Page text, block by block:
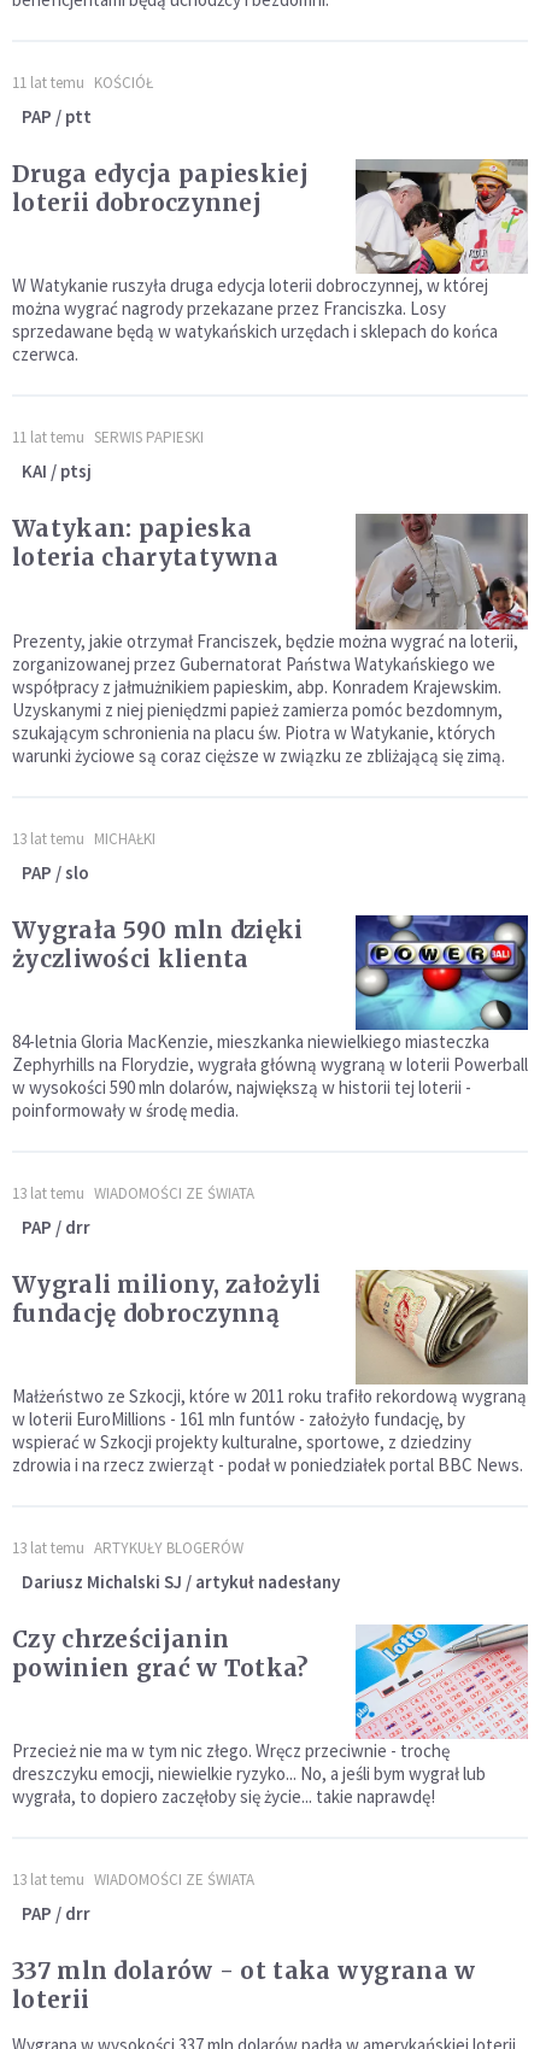
11 lat temu KOŚCIÓŁ
PAP / ptt
Druga edycja papieskiej
loterii dobroczynnej
W Watykanie ruszyła druga edycja loterii dobroczynnej, w której
można wygrać nagrody przekazane przez Franciszka. Losy
sprzedawane będą w watykańskich urzędach i sklepach do końca
czerwca.
11 lat temu SERWIS PAPIESKI
KAI / ptsj
Watykan: papieska
loteria charytatywna
Prezenty, jakie otrzymał Franciszek, będzie można wygrać na loterii,
zorganizowanej przez Gubernatorat Państwa Watykańskiego we
współpracy z jałmużnikiem papieskim, abp. Konradem Krajewskim.
Uzyskanymi z niej pieniędzmi papież zamierza pomóc bezdomnym,
szukającym schronienia na placu św. Piotra w Watykanie, których
warunki życiowe są coraz cięższe w związku ze zbliżającą się zimą.
13 lat temu MICHAŁKI
PAP / slo
Wygrała 590 mln dzięki
życzliwości klienta
84-letnia Gloria MacKenzie, mieszkanka niewielkiego miasteczka
Zephyrhills na Florydzie, wygrała główną wygraną w loterii Powerball
w wysokości 590 mln dolarów, największą w historii tej loterii -
poinformowały w środę media.
13 lat temu WIADOMOŚCI ZE ŚWIATA
PAP / drr
Wygrali miliony, założyli
fundację dobroczynną
Małżeństwo ze Szkocji, które w 2011 roku trafiło rekordową wygraną
w loterii EuroMillions - 161 mln funtów - założyło fundację, by
wspierać w Szkocji projekty kulturalne, sportowe, z dziedziny
zdrowia i na rzecz zwierząt - podał w poniedziałek portal BBC News.
13 lat temu ARTYKUŁY BLOGERÓW
Dariusz Michalski SJ / artykuł nadesłany
Czy chrześcijanin
powinien grać w Totka?
Przecież nie ma w tym nic złego. Wręcz przeciwnie - trochę
dreszczyku emocji, niewielkie ryzyko... No, a jeśli bym wygrał lub
wygrała, to dopiero zaczęłoby się życie... takie naprawdę!
13 lat temu WIADOMOŚCI ZE ŚWIATA
PAP / drr
337 mln dolarów - ot taka wygrana w
loterii